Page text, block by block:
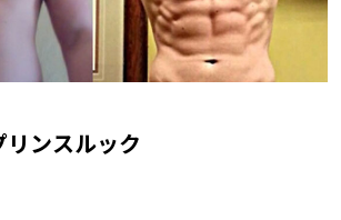
ンスルック